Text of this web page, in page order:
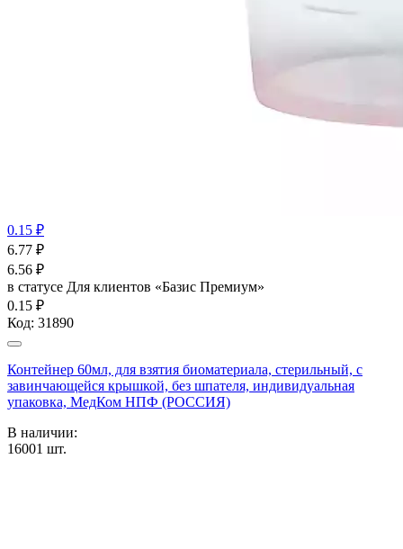
0.15 ₽
6.77 ₽
6.56 ₽
в статусе Для клиентов «Базис Премиум»
0.15 ₽
Код: 31890
Контейнер 60мл, для взятия биоматериала, стерильный, с
завинчающейся крышкой, без шпателя, индивидуальная
упаковка, МедКом НПФ (РОССИЯ)
В наличии:
16001 шт.